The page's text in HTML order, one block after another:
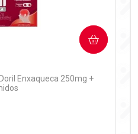
Enxaqueca 250mg +
COMPRAR